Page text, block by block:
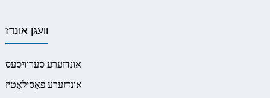
וועגן אונדז
אונדזערע סערוויסעס
אונדזערע פאַסילאַטיז